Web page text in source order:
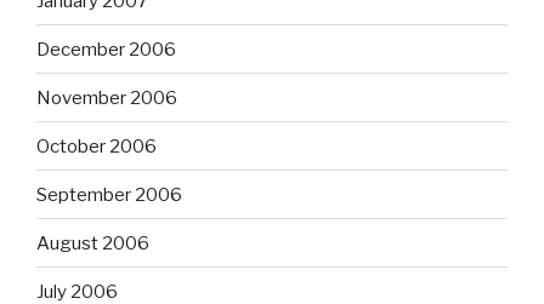
December 2006
November 2006
October 2006
September 2006
August 2006
July 2006